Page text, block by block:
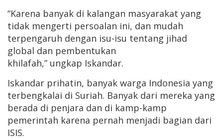
“Karena banyak di kalangan masyarakat yang
tidak mengerti persoalan ini, dan mudah
terpengaruh dengan isu-isu tentang jihad
global dan pembentukan
khilafah,” ungkap Iskandar.
Iskandar prihatin, banyak warga Indonesia yang
terbengkalai di Suriah. Banyak dari mereka yang
berada di penjara dan di kamp-kamp
pemerintah karena pernah menjadi bagian dari
ISIS.